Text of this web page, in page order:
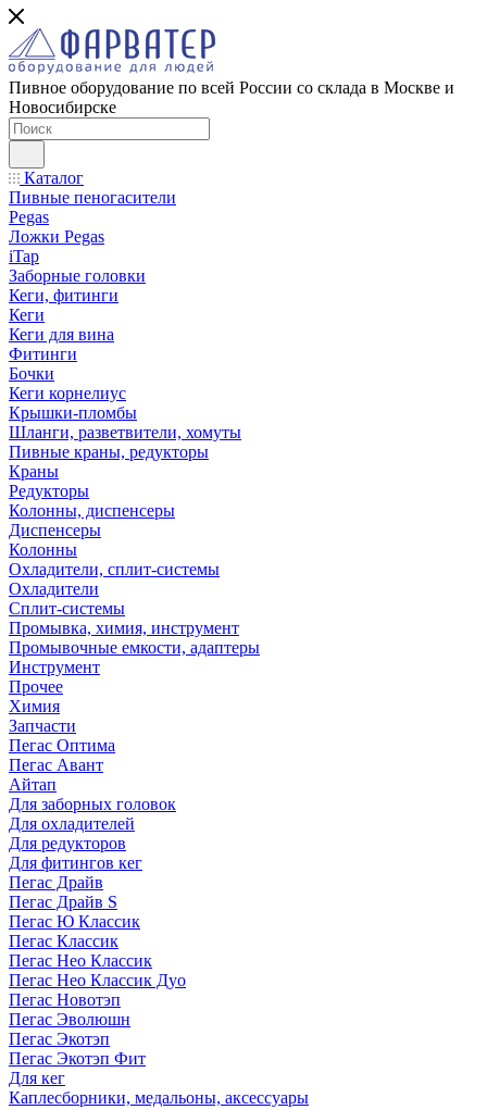
Пивное оборудование по всей России со склада в Москве и
Новосибирске
Каталог
Пивные пеногасители
Pegas
Ложки Pegas
iTap
Заборные головки
Кеги, фитинги
Кеги
Кеги для вина
Фитинги
Бочки
Кеги корнелиус
Крышки-пломбы
Шланги, разветвители, хомуты
Пивные краны, редукторы
Краны
Редукторы
Колонны, диспенсеры
Диспенсеры
Колонны
Охладители, сплит-системы
Охладители
Сплит-системы
Промывка, химия, инструмент
Промывочные емкости, адаптеры
Инструмент
Прочее
Химия
Запчасти
Пегас Оптима
Пегас Авант
Айтап
Для заборных головок
Для охладителей
Для редукторов
Для фитингов кег
Пегас Драйв
Пегас Драйв S
Пегас Ю Классик
Пегас Классик
Пегас Нео Классик
Пегас Нео Классик Дуо
Пегас Новотэп
Пегас Эволюшн
Пегас Экотэп
Пегас Экотэп Фит
Для кег
Каплесборники, медальоны, аксессуары